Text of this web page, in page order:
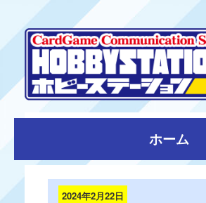
ホーム
2024年2月22日